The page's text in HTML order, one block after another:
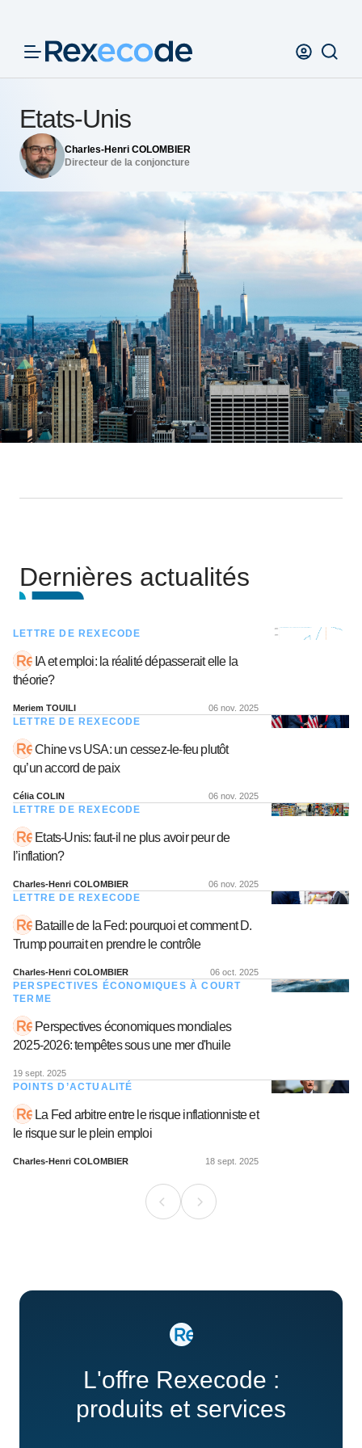
Etats-Unis
Charles-Henri COLOMBIER
Directeur de la conjoncture
Dernières actualités
LETTRE DE REXECODE
IA et emploi: la réalité dépasserait elle la
théorie?
Meriem TOUILI 06 nov. 2025
LETTRE DE REXECODE
Chine vs USA: un cessez-le-feu plutôt
qu’un accord de paix
Célia COLIN 06 nov. 2025
LETTRE DE REXECODE
Etats-Unis: faut-il ne plus avoir peur de
l’inflation?
Charles-Henri COLOMBIER 06 nov. 2025
LETTRE DE REXECODE
Bataille de la Fed: pourquoi et comment D.
Trump pourrait en prendre le contrôle
Charles-Henri COLOMBIER 06 oct. 2025
PERSPECTIVES ÉCONOMIQUES À COURT
TERME
Perspectives économiques mondiales
2025-2026: tempêtes sous une mer d'huile
19 sept. 2025
POINTS D’ACTUALITÉ
La Fed arbitre entre le risque inflationniste et
le risque sur le plein emploi
Charles-Henri COLOMBIER 18 sept. 2025
L'offre Rexecode :
produits et services